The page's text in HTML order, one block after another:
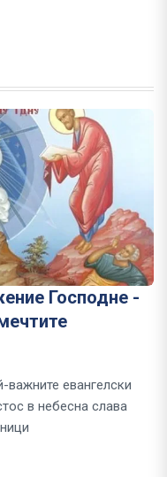
Господне -
евангелски
в небесна слава